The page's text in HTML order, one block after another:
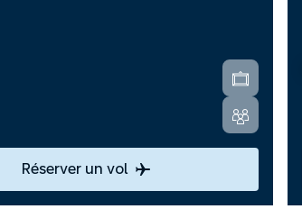
Réserver un vol